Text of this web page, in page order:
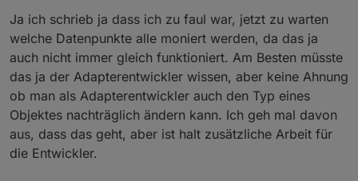
Ja ich schrieb ja dass ich zu faul war, jetzt zu warten
welche Datenpunkte alle moniert werden, da das ja
auch nicht immer gleich funktioniert. Am Besten müsste
das ja der Adapterentwickler wissen, aber keine Ahnung
ob man als Adapterentwickler auch den Typ eines
Objektes nachträglich ändern kann. Ich geh mal davon
aus, dass das geht, aber ist halt zusätzliche Arbeit für
die Entwickler.